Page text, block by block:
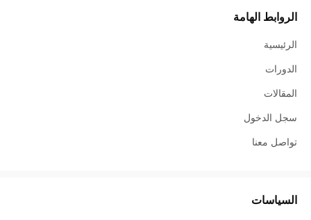
الروابط الهامة
الرئيسية
الدورات
المقالات
سجل الدخول
تواصل معنا
السياسات